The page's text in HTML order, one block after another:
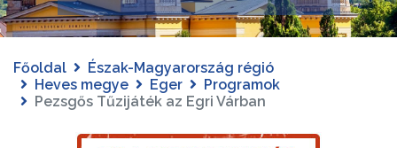
Főoldal
Észak-Magyarország régió
Heves megye
Eger
Programok
Pezsgős Tűzijáték az Egri Várban